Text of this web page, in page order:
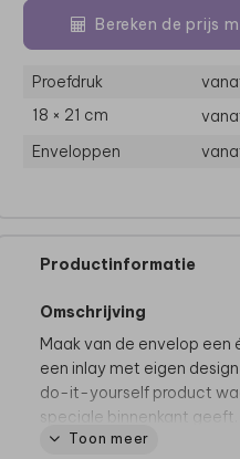
Bereken de prijs
Proefdruk
18 × 21 cm
Enveloppen
Productinformatie
Omschrijving
Maak van de envelop
een inlay met eigen
do-it-yourself product
speciale binnenkant geeft.
Toon meer